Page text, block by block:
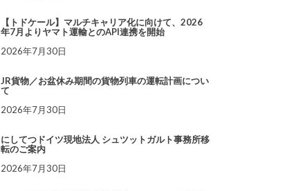
【トドケール】マルチキャリア化に向けて、2026
年7月よりヤマト運輸とのAPI連携を開始
2026年7月30日
JR貨物／お盆休み期間の貨物列車の運転計画につい
て
2026年7月30日
にしてつドイツ現地法人 シュツットガルト事務所移
転のご案内
2026年7月30日